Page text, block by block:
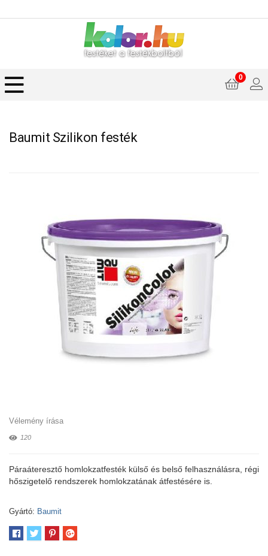
0
Baumit Szilikon festék
Vélemény írása
120
Páraáteresztő homlokzatfesték külső és belső felhasználásra, régi
hőszigetelő rendszerek homlokzatának átfestésére is.
Gyártó: Baumit